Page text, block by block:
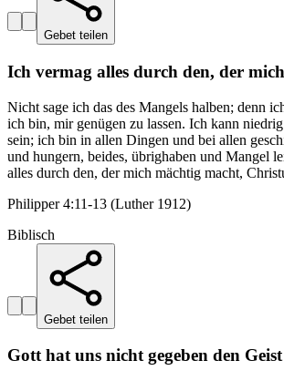
Gebet teilen
Ich vermag alles durch den, der
Nicht sage ich das des Mangels halben; denn
ich bin, mir genügen zu lassen. Ich kann
sein; ich bin in allen Dingen und bei allen
und hungern, beides, übrighaben und Mangel
alles durch den, der mich mächtig macht,
Philipper 4:11-13 (Luther 1912)
Biblisch
Gebet teilen
Gott hat uns nicht gegeben den